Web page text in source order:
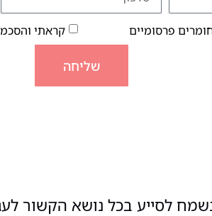
פרסומיים קראתי
שליחה
לסייע בכל נושא הקשור